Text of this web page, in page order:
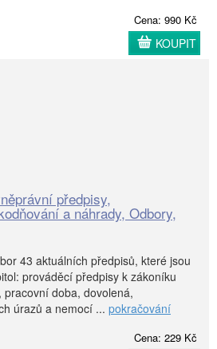
Cena: 990 Kč
KOUPIT
předpisy,
a náhrady, Odbory,
43 aktuálních předpisů, které jsou
prováděcí předpisy k zákoníku
doba, dovolená,
úrazů a nemocí ... pokračování
Cena: 229 Kč